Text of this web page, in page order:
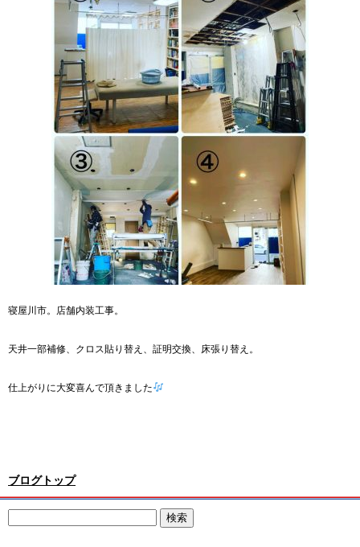
寝屋川市。店舗内装工事。
天井一部補修、クロス貼り替え、証明交換、床張り替え。
仕上がりに大変喜んで頂きました
ブログトップ